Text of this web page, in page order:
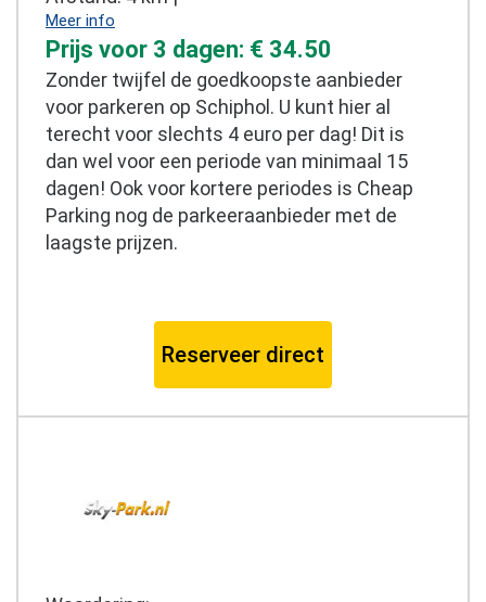
Meer info
Prijs voor 3 dagen: € 34.50
Zonder twijfel de goedkoopste aanbieder
voor parkeren op Schiphol. U kunt hier al
terecht voor slechts 4 euro per dag! Dit is
dan wel voor een periode van minimaal 15
dagen! Ook voor kortere periodes is Cheap
Parking nog de parkeeraanbieder met de
laagste prijzen.
Reserveer direct